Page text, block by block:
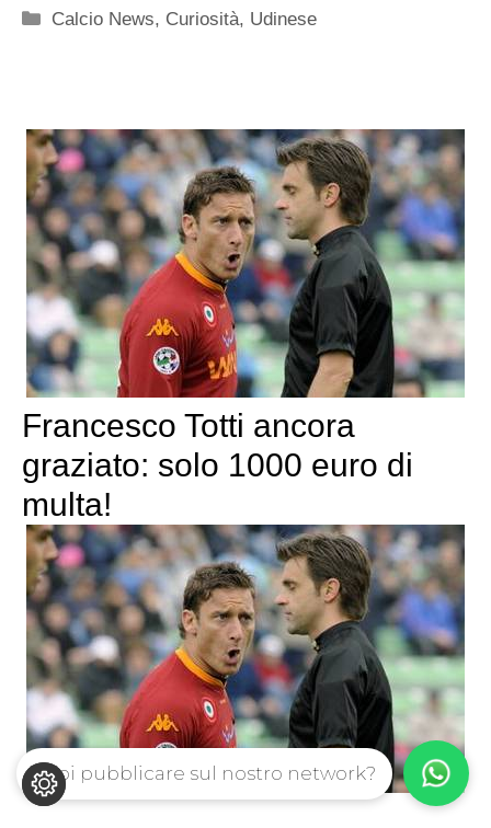
Categorie
Calcio News, Curiosità, Udinese
Francesco Totti ancora
graziato: solo 1000 euro di
multa!
Vuoi pubblicare sul nostro network?